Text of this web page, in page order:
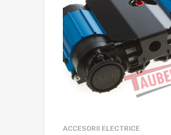
ACCESORII ELECTRICE